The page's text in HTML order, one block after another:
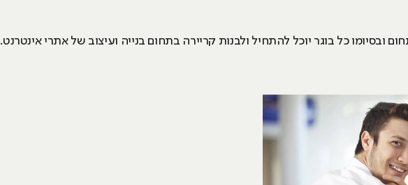
ובסיומו כל בוגר יוכל להתחיל ולבנות קריירה בתחום בנייה ועיצוב של אתרי אינטרנט.